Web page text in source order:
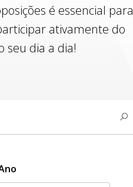
é essencial para
ativamente do
seu dia a dia!